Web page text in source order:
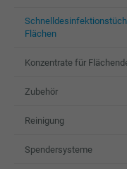
Flächen
Konzentrate für
Zubehör
Reinigung
Spendersysteme